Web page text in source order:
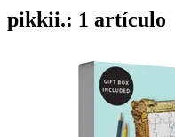
pikkii.: 1 artículo